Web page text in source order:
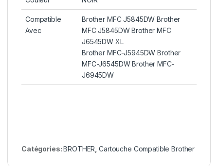
Compatible
Avec
Brother MFC J5845DW Brother
MFC J5845DW Brother MFC
J6545DW XL
Brother MFC-J5945DW Brother
MFC-J6545DW Brother MFC-
J6945DW
Catégories: BROTHER,Cartouche Compatible Brother